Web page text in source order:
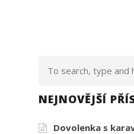
NEJNOVĚJŠÍ
Dovolenka s